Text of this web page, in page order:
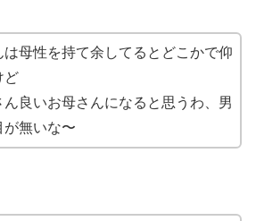
は母性を持て余してるとどこかで仰
ど
ん良いお母さんになると思うわ、男
が無いな〜